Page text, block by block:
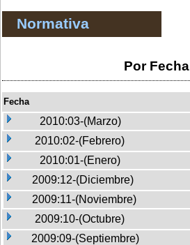
Normativa
Por Fecha
Fecha
2010:03-(Marzo)
2010:02-(Febrero)
2010:01-(Enero)
2009:12-(Diciembre)
2009:11-(Noviembre)
2009:10-(Octubre)
2009:09-(Septiembre)